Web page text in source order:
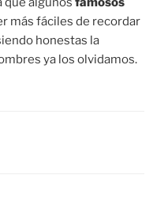
más fáciles de recordar
honestas la
ya los olvidamos.